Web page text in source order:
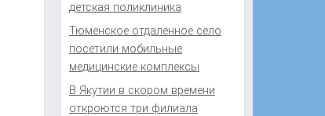
детская поликлиника
Тюменское отдаленное село
посетили мобильные
медицинские комплексы
В Якутии в скором времени
откроются три филиала